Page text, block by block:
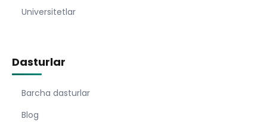
Universitetlar
Dasturlar
Barcha dasturlar
Blog